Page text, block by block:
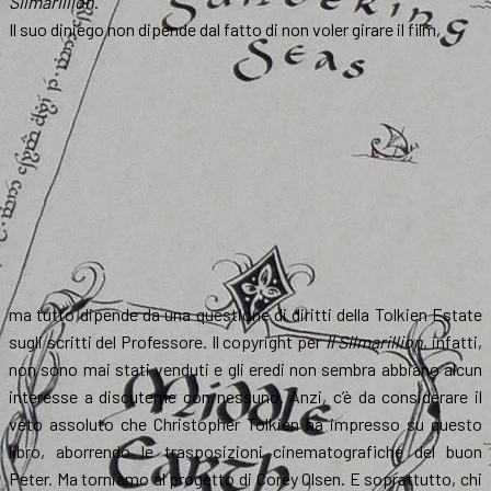
Il suo diniego non dipende dal fatto di non voler girare il film,
ma tutto dipende da una questione di diritti della Tolkien Estate
sugli scritti del Professore. Il copyright perIl Silmarillion, infatti,
non sono mai stati venduti e gli eredi non sembra abbiano alcun
interesse a discuterne con nessuno. Anzi, c’è da considerare il
veto assoluto che Christopher Tolkien ha impresso su questo
libro, aborrendo le trasposizioni cinematografiche del buon
Peter. Ma torniamo al progetto di Corey Olsen. E soprattutto, chi